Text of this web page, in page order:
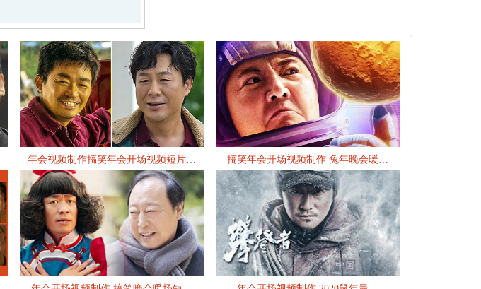
年会视频制作搞笑年会开场视频短片… 搞笑年会开场视频制作 兔年晚会暖…